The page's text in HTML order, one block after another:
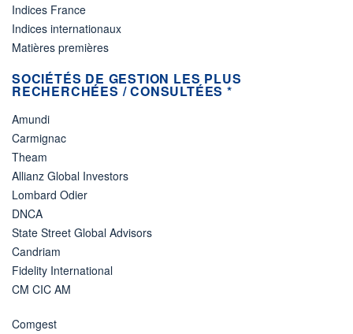
Indices France
Indices internationaux
Matières premières
SOCIÉTÉS DE GESTION LES PLUS
RECHERCHÉES / CONSULTÉES *
Amundi
Carmignac
Theam
Allianz Global Investors
Lombard Odier
DNCA
State Street Global Advisors
Candriam
Fidelity International
CM CIC AM
Comgest